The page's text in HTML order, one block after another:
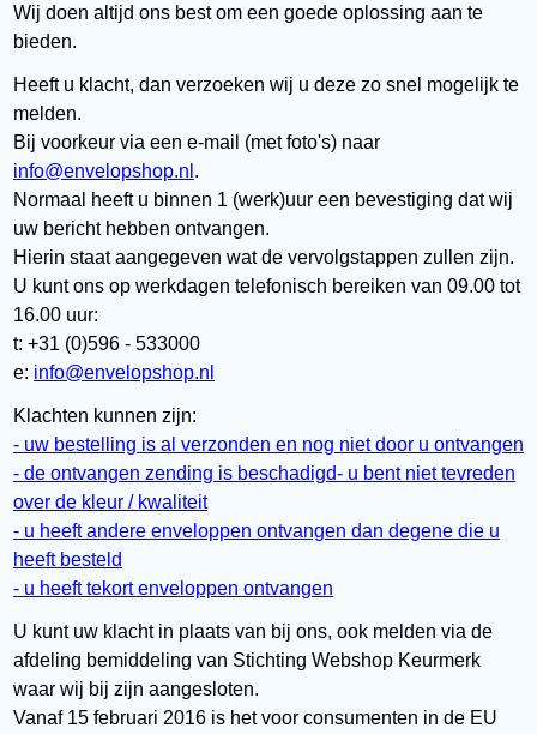
Wij doen altijd ons best om een goede oplossing aan te
bieden.
Heeft u klacht, dan verzoeken wij u deze zo snel mogelijk te
melden.
Bij voorkeur via een e-mail (met foto's) naar
info@envelopshop.nl .
Normaal heeft u binnen 1 (werk)uur een bevestiging dat wij
uw bericht hebben ontvangen.
Hierin staat aangegeven wat de vervolgstappen zullen zijn.
U kunt ons op werkdagen telefonisch bereiken van 09.00 tot
16.00 uur:
t: +31 (0)596 - 533000
e: info@envelopshop.nl
Klachten kunnen zijn:
- uw bestelling is al verzonden en nog niet door u ontvangen
- de ontvangen zending is beschadigd- u bent niet tevreden
over de kleur / kwaliteit
- u heeft andere enveloppen ontvangen dan degene die u
heeft besteld
- u heeft tekort enveloppen ontvangen
U kunt uw klacht in plaats van bij ons, ook melden via de
afdeling bemiddeling van Stichting Webshop Keurmerk
waar wij bij zijn aangesloten.
Vanaf 15 februari 2016 is het voor consumenten in de EU